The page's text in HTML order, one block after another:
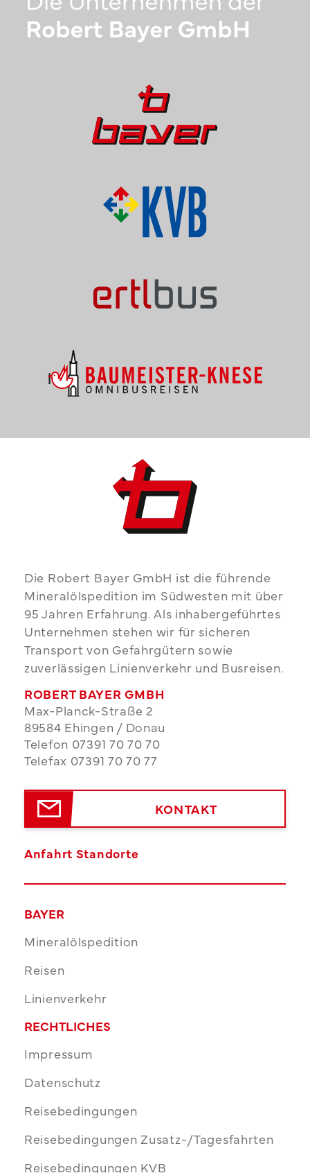
Die Robert Bayer GmbH ist die führende
Mineralölspedition im Südwesten mit über
95 Jahren Erfahrung. Als inhabergeführtes
Unternehmen stehen wir für sicheren
Transport von Gefahrgütern sowie
zuverlässigen Linienverkehr und Busreisen.
ROBERT BAYER GMBH
Max-Planck-Straße 2
89584 Ehingen / Donau
Telefon 07391 70 70 70
Telefax 07391 70 70 77
KONTAKT
Anfahrt Standorte
BAYER
Mineralölspedition
Reisen
Linienverkehr
RECHTLICHES
Impressum
Datenschutz
Reisebedingungen
Reisebedingungen Zusatz-/Tagesfahrten
Reisebedingungen KVB